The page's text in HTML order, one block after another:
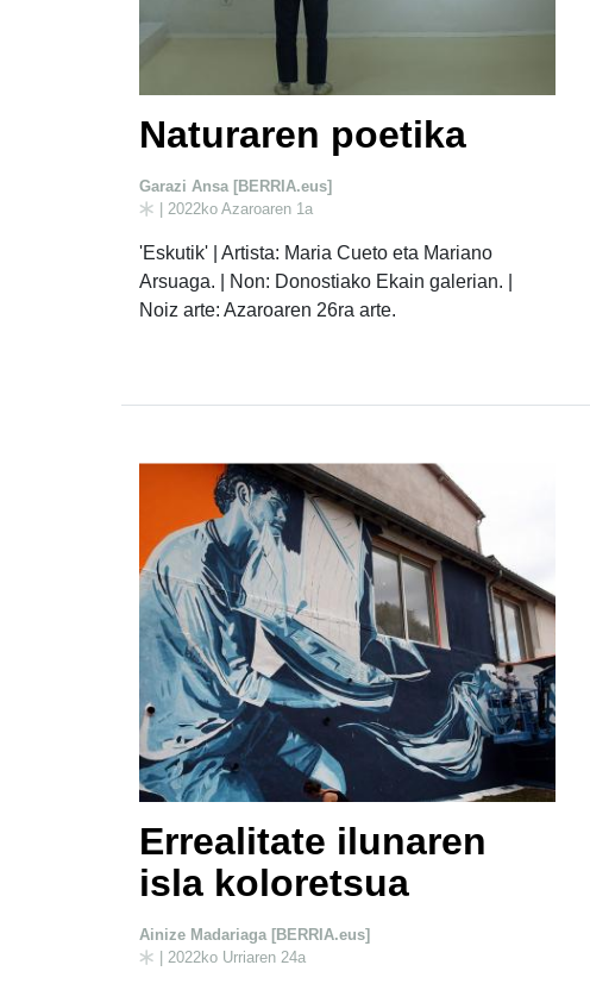
Naturaren poetika
Garazi Ansa [BERRIA.eus]
| 2022ko Azaroaren 1a
'Eskutik' | Artista: Maria Cueto eta Mariano
Arsuaga. | Non: Donostiako Ekain galerian. |
Noiz arte: Azaroaren 26ra arte.
Errealitate ilunaren
isla koloretsua
Ainize Madariaga [BERRIA.eus]
| 2022ko Urriaren 24a